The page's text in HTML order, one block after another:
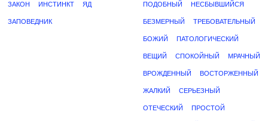
ЗАКОН ИНСТИНКТ ЯД
ЗАПОВЕДНИК
ПОДОБНЫЙ НЕСБЫВШИЙСЯ
БЕЗМЕРНЫЙ ТРЕБОВАТЕЛЬНЫЙ
БОЖИЙ ПАТОЛОГИЧЕСКИЙ
ВЕЩИЙ СПОКОЙНЫЙ МРАЧНЫЙ
ВРОЖДЕННЫЙ ВОСТОРЖЕННЫЙ
ЖАЛКИЙ СЕРЬЕЗНЫЙ
ОТЕЧЕСКИЙ ПРОСТОЙ